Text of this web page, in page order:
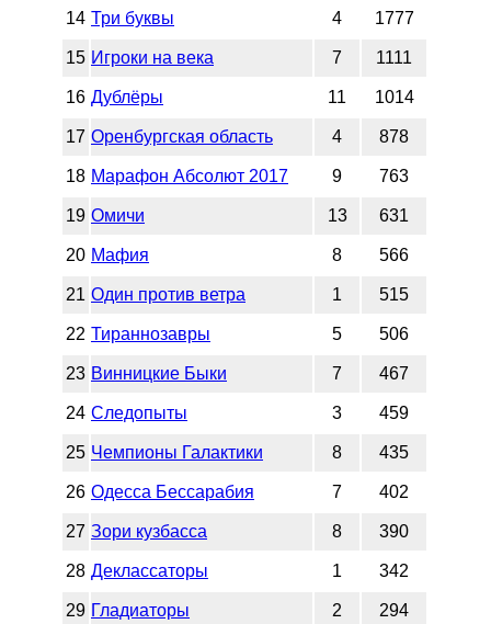
14 Три буквы 4 1777
15 Игроки на века 7 1111
16 Дублёры 11 1014
17 Оренбургская область 4 878
18 Марафон Абсолют 2017 9 763
19 Омичи 13 631
20 Мафия 8 566
21 Один против ветра 1 515
22 Тираннозавры 5 506
23 Винницкие Быки 7 467
24 Следопыты 3 459
25 Чемпионы Галактики 8 435
26 Одесса Бессарабия 7 402
27 Зори кузбасса 8 390
28 Деклассаторы 1 342
29 Гладиаторы 2 294